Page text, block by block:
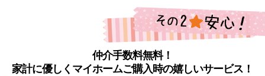
仲介手数料無料！
家計に優しくマイホームご購入時の嬉しいサービス！